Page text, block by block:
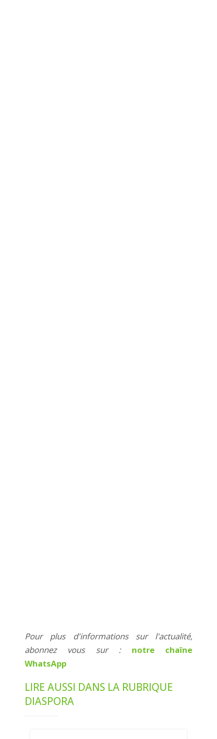
Pour plus d'informations sur l'actualité,
abonnez vous sur : notre chaîne
WhatsApp
LIRE AUSSI DANS LA RUBRIQUE
DIASPORA